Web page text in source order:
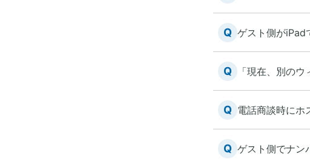
Q ゲスト側がiPad
Q 「現在、別の
Q 電話商談時にホ
Q ゲスト側でナン